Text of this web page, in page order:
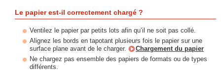
Le papier est-il correctement chargé ?
Ventilez le papier par petits lots afin qu’il ne soit pas collé.
Alignez les bords en tapotant plusieurs fois le papier sur une
surface plane avant de le charger.
Chargement du papier
Ne chargez pas ensemble des papiers de formats ou de types
différents.